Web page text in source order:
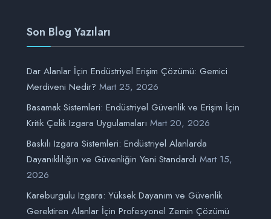
Son Blog Yazıları
Dar Alanlar İçin Endüstriyel Erişim Çözümü: Gemici
Merdiveni Nedir? Mart 25, 2026
Basamak Sistemleri: Endüstriyel Güvenlik ve Erişim İçin
Kritik Çelik Izgara Uygulamaları Mart 20, 2026
Baskılı Izgara Sistemleri: Endüstriyel Alanlarda
Dayanıklılığın ve Güvenliğin Yeni Standardı Mart 15,
2026
Kareburgulu Izgara: Yüksek Dayanım ve Güvenlik
Gerektiren Alanlar İçin Profesyonel Zemin Çözümü